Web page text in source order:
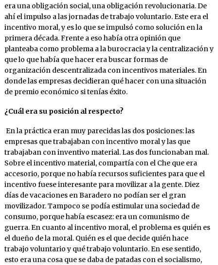
era una obligación social, una obligación revolucionaria. De
ahí el impulso a las jornadas de trabajo voluntario. Este era el
incentivo moral, y es lo que se impulsó como solución en la
primera década. Frente a eso había otra opinión que
planteaba como problema a la burocracia y la centralización y
que lo que había que hacer era buscar formas de
organización descentralizada con incentivos materiales. En
donde las empresas decidieran qué hacer con una situación
de premio económico si tenías éxito.
¿Cuál era su posición al respecto?
En la práctica eran muy parecidas las dos posiciones: las
empresas que trabajaban con incentivo moral y las que
trabajaban con inventivo material. Las dos funcionaban mal.
Sobre el incentivo material, compartía con el Che que era
accesorio, porque no había recursos suficientes para que el
incentivo fuese interesante para movilizar a la gente. Diez
días de vacaciones en Baradero no podían ser el gran
movilizador. Tampoco se podía estimular una sociedad de
consumo, porque había escasez: era un comunismo de
guerra. En cuanto al incentivo moral, el problema es quién es
el dueño de la moral. Quién es el que decide quién hace
trabajo voluntario y qué trabajo voluntario. En ese sentido,
esto era una cosa que se daba de patadas con el socialismo,